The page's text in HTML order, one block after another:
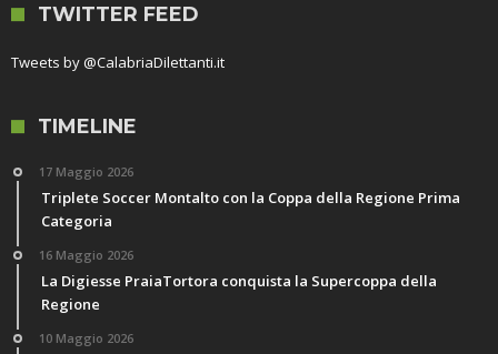
TWITTER FEED
Tweets by @CalabriaDilettanti.it
TIMELINE
17 Maggio 2026
Triplete Soccer Montalto con la Coppa della Regione Prima
Categoria
16 Maggio 2026
La Digiesse PraiaTortora conquista la Supercoppa della
Regione
10 Maggio 2026